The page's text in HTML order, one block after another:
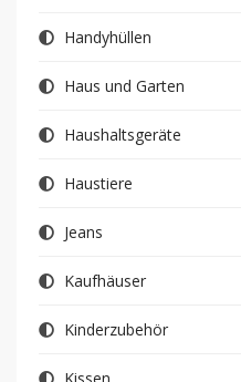
Handyhüllen
Haus und Garten
Haushaltsgeräte
Haustiere
Jeans
Kaufhäuser
Kinderzubehör